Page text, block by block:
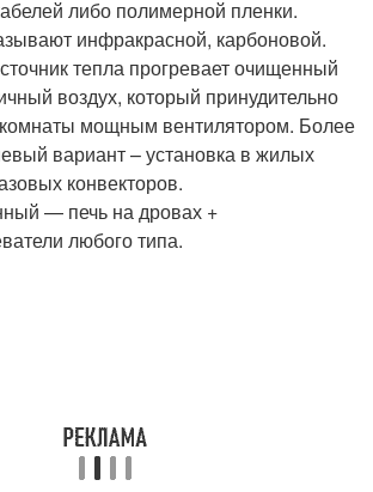
либо полимерной пленки.
инфракрасной, карбоновой.
тепла прогревает очищенный
воздух, который принудительно
комнаты мощным вентилятором. Более
вариант – установка в жилых
конвекторов.
— печь на дровах +
любого типа.